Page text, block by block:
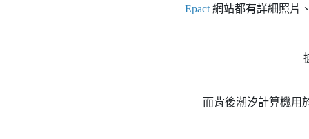
Epact 網站都有詳細照片
而背後潮汐計算機用